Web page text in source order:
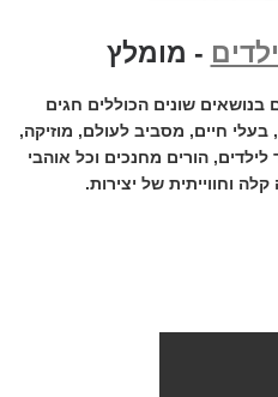
- מומלץ
בנושאים שונים הכוללים חגים
בעלי חיים, מסביב לעולם, מוזיקה,
הורים מחנכים וכל אוהבי
וחווייתית של יצירות.